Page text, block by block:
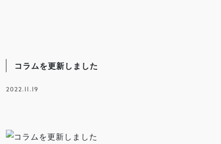
コラムを更新しました
2022.11.19